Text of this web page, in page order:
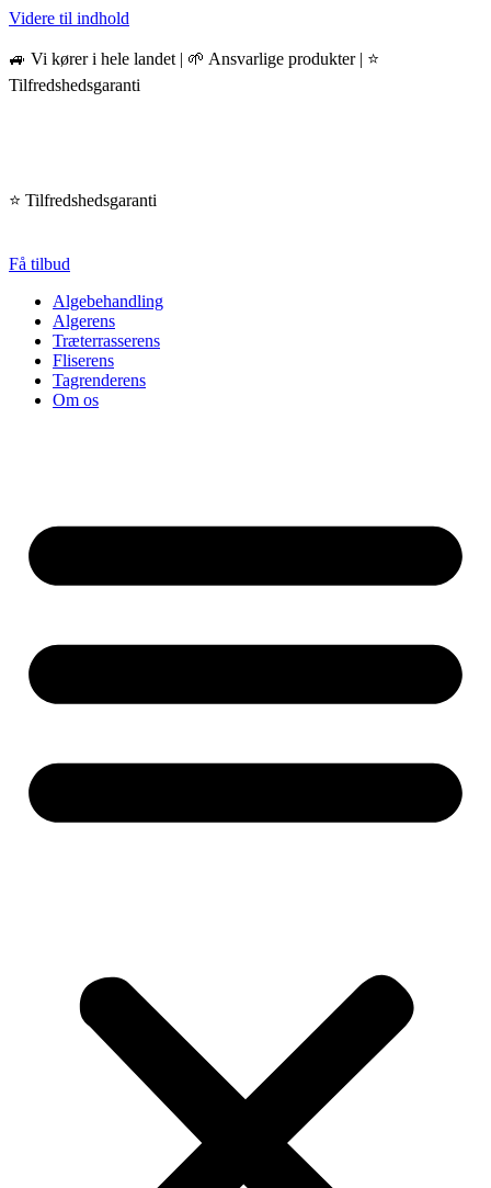
Videre til indhold
🚙 Vi kører i hele landet | 🌱 Ansvarlige produkter | ⭐️
Tilfredshedsgaranti
Tilfredshedsgaranti
Få tilbud
Algebehandling
Algerens
Træterrasserens
Fliserens
Tagrenderens
Om os